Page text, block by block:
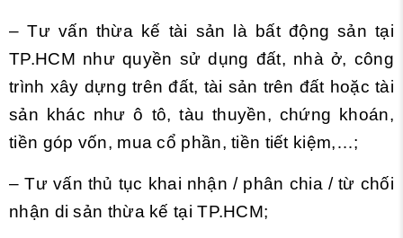
– Tư vấn thừa kế tài sản là bất động sản tại
TP.HCM như quyền sử dụng đất, nhà ở, công
trình xây dựng trên đất, tài sản trên đất hoặc tài
sản khác như ô tô, tàu thuyền, chứng khoán,
tiền góp vốn, mua cổ phần, tiền tiết kiệm,…;
– Tư vấn thủ tục khai nhận / phân chia / từ chối
nhận di sản thừa kế tại TP.HCM;